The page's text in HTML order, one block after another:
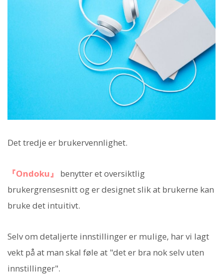
Det tredje er brukervennlighet.
『Ondoku』
benytter et oversiktlig
brukergrensesnitt og er designet slik at brukerne kan
bruke det intuitivt.
Selv om detaljerte innstillinger er mulige, har vi lagt
vekt på at man skal føle at "det er bra nok selv uten
innstillinger".